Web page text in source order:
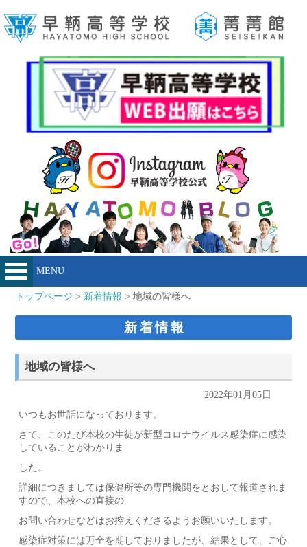
MENU
トップページ > 新着情報 > 地域の皆様へ
新着情報
地域の皆様へ
2022年01月05日
いつもお世話になっております。
さて、このたび本校の生徒が新型コロナウイルス感染症に感染
していることがわかりま
した。
詳細につきましては保健所等の専門機関をとおして報道されま
すので、本校への直接の
お問い合わせなどはお控えくださるようお願いいたします。
感染症対策には万全を期しておりましたが、結果として、ご心